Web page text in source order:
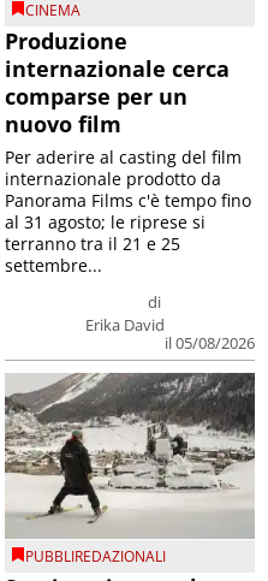
CINEMA
Produzione
internazionale cerca
comparse per un
nuovo film
di
Erika David
il 05/08/2026
Per aderire al casting del film
internazionale prodotto da
Panorama Films c'è tempo fino
al 31 agosto; le riprese si
terranno tra il 21 e 25
settembre...
PUBBLIREDAZIONALI